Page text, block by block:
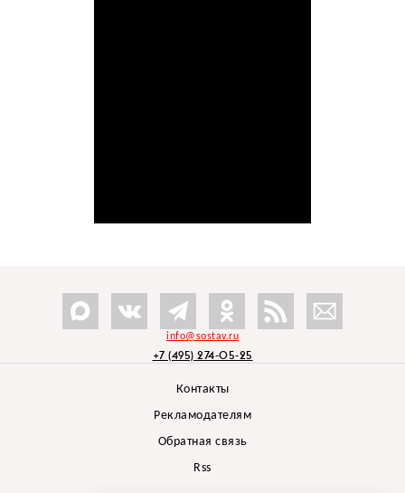
info@sostav.ru
+7 (495) 274-05-25
Контакты
Рекламодателям
Обратная связь
Rss